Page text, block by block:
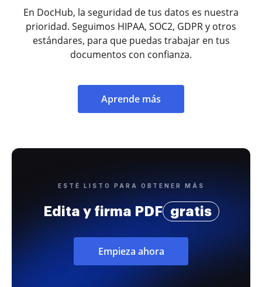
En DocHub, la seguridad de tus datos es nuestra
prioridad. Seguimos HIPAA, SOC2, GDPR y otros
estándares, para que puedas trabajar en tus
documentos con confianza.
Aprende más
ESTÉ LISTO PARA OBTENER MÁS
Edita y firma PDF gratis
Empieza ahora